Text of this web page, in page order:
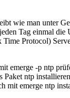
wie man unter
Tag einmal die
Protocol)
emerge -p ntp
Paket ntp
mit emerge ntp